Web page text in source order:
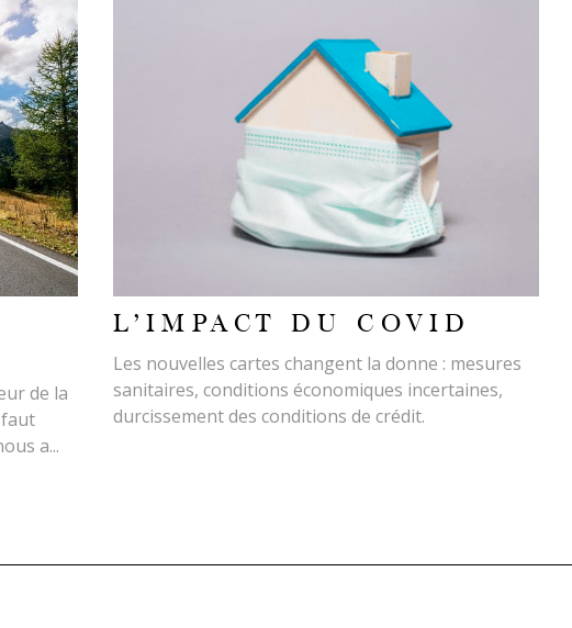
de la
a...
L'IMPACT DU COVID
Les nouvelles cartes changent la donne : mesures
sanitaires, conditions économiques incertaines,
durcissement des conditions de crédit.
LIRE L'ARTICLE